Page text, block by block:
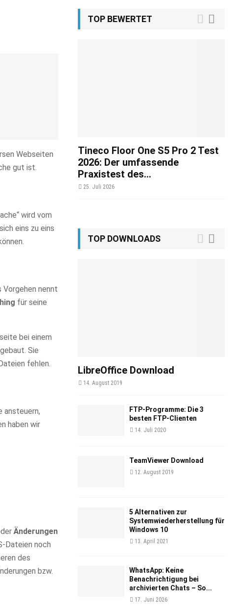
Webseiten
gut ist.
wird vom
eins zu eins
Vorgehen nennt
für seine
bei einem
Sie
fehlen.
ansteuern,
haben wir
Änderungen
Dateien noch
des
bzw.
TOP BEWERTET
Tineco Floor One S5 Pro 2 Test
2026: Der umfassende
Praxistest des...
25. Juli 2026
TOP DOWNLOADS
LibreOffice Download
14. August 2019
FTP-Programme: Die 3
besten FTP-Clienten
14. Juli 2020
TeamViewer Download
12. August 2019
5 Alternativen zur
Systemwiederherstellung für
Windows 10
13. April 2021
WhatsApp: Keine
Benachrichtigung bei
archivierten Chats – So...
17. Juni 2026